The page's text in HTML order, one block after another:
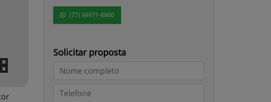
(77) 99971-8860
Solicitar proposta